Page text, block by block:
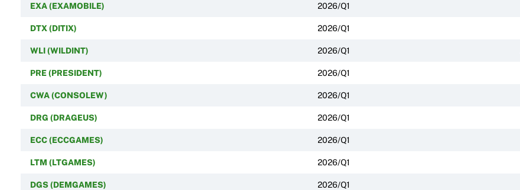
EXA (EXAMOBILE) 2026/Q1
DTX (DITIX) 2026/Q1
WLI (WILDINT) 2026/Q1
PRE (PRESIDENT) 2026/Q1
CWA (CONSOLEW) 2026/Q1
DRG (DRAGEUS) 2026/Q1
ECC (ECCGAMES) 2026/Q1
LTM (LTGAMES) 2026/Q1
DGS (DEMGAMES) 2026/Q1